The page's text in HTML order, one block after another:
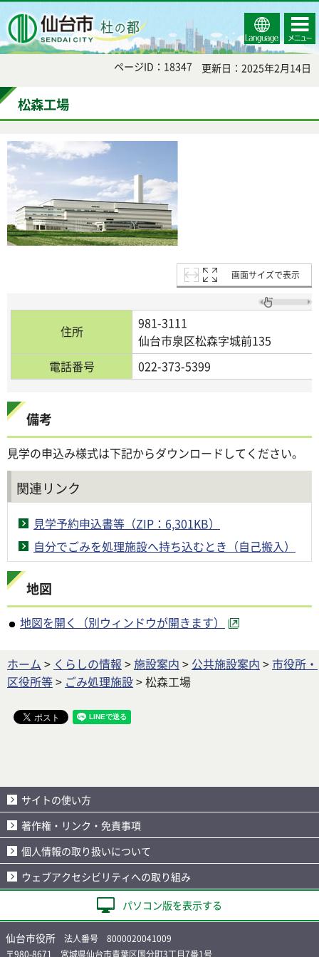
Select
Language
コンテ
ンツメ
ニュー
ページID：18347 更新日：2025年2月14日
松森工場
画面サイズで表示
住所
981-3111
仙台市泉区松森字城前135
電話番号
022-373-5399
備考
見学の申込み様式は下記からダウンロードしてください。
関連リンク
見学予約申込書等（ZIP：6,301KB）
自分でごみを処理施設へ持ち込むとき（自己搬入）
地図
地図を開く（別ウィンドウが開きます）
ホーム > くらしの情報 >施設案内 > 公共施設案内 >市役所・
区役所等> ごみ処理施設> 松森工場
サイトの使い方
著作権・リンク・免責事項
個人情報の取り扱いについて
ウェブアクセシビリティへの取り組み
パソコン版を表示する
仙台市役所 法人番号 8000020041009
〒980-8671 宮城県仙台市青葉区国分町3丁目7番1号